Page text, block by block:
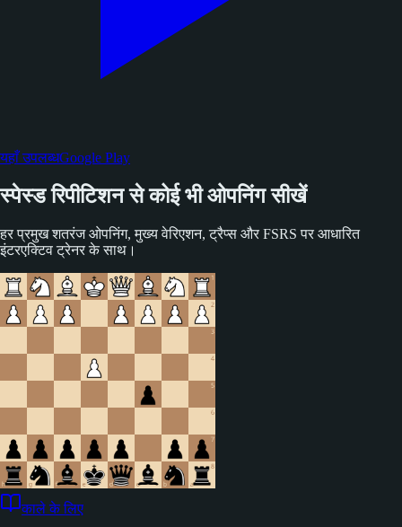
यहाँ उपलब्धGoogle Play
स्पेस्ड रिपीटिशन से कोई भी ओपनिंग सीखें
हर प्रमुख शतरंज ओपनिंग, मुख्य वेरिएशन, ट्रैप्स और FSRS पर आधारित
इंटरएक्टिव ट्रेनर के साथ।
काले के लिए